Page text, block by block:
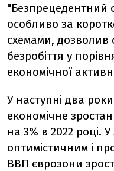
"Безпрецедентний
особливо за
схемами, дозволив
безробіття у
економічної
У наступні два роки
економічне
на 3% в 2022 році.
оптимістичним і
ВВП єврозони